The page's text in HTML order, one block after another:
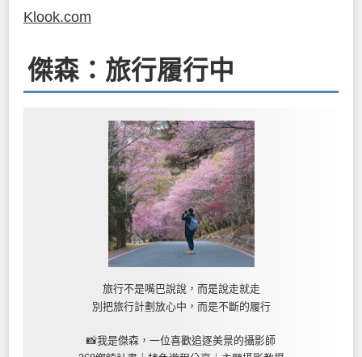
Klook.com
傑森：旅行履行中
旅行不是嘴巴說說，而是說走就走
別把旅行計劃放心中，而是不斷的履行
📸我是傑森，一位喜歡追逐美景的攝影師